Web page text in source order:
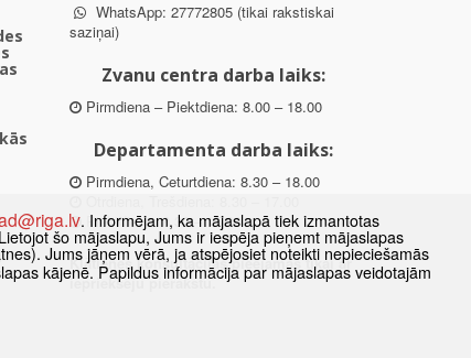
WhatsApp: 27772805 (tikai rakstiskai
saziņai)
Zvanu centra darba laiks:
Pirmdiena – Piektdiena: 8.00 – 18.00
Departamenta darba laiks:
Pirmdiena, Ceturtdiena: 8.30 – 18.00
Piektdiena: 8.30 – 15.00
Klātienes konsultācijas pieejamas tikai ar
iepriekšēju pierakstu.
. Informējam, ka mājaslapā tiek izmantotas
šo mājaslapu, Jums ir iespēja pieņemt mājaslapas
Jums jāņem vērā, ja atspējosiet noteikti nepieciešamās
kājenē. Papildus informācija par mājaslapas veidotajām